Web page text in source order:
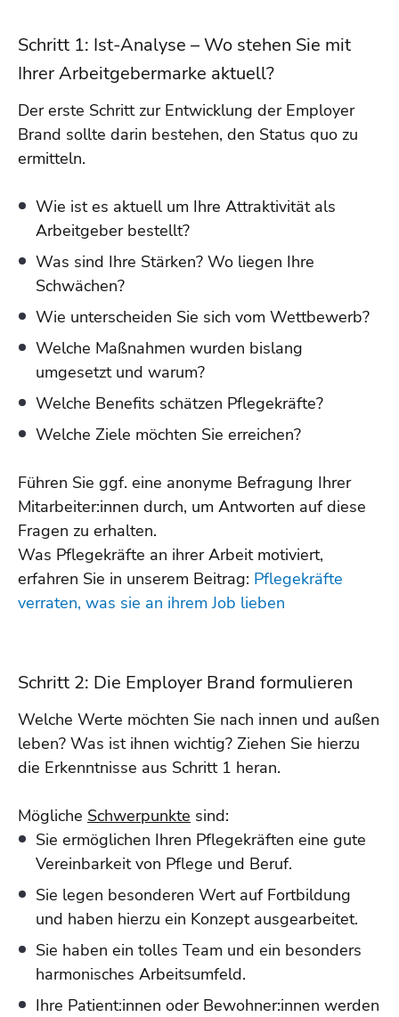
Schritt 1: Ist-Analyse – Wo stehen Sie mit
Ihrer Arbeitgebermarke aktuell?
Der erste Schritt zur Entwicklung der Employer
Brand sollte darin bestehen, den Status quo zu
ermitteln.
Wie ist es aktuell um Ihre Attraktivität als
Arbeitgeber bestellt?
Was sind Ihre Stärken? Wo liegen Ihre
Schwächen?
Wie unterscheiden Sie sich vom Wettbewerb?
Welche Maßnahmen wurden bislang
umgesetzt und warum?
Welche Benefits schätzen Pflegekräfte?
Welche Ziele möchten Sie erreichen?
Führen Sie ggf. eine anonyme Befragung Ihrer
Mitarbeiter:innen durch, um Antworten auf diese
Fragen zu erhalten.
Was Pflegekräfte an ihrer Arbeit motiviert,
erfahren Sie in unserem Beitrag: Pflegekräfte
verraten, was sie an ihrem Job lieben
Schritt 2: Die Employer Brand formulieren
Welche Werte möchten Sie nach innen und außen
leben? Was ist ihnen wichtig? Ziehen Sie hierzu
die Erkenntnisse aus Schritt 1 heran.
Mögliche Schwerpunkte sind:
Sie ermöglichen Ihren Pflegekräften eine gute
Vereinbarkeit von Pflege und Beruf.
Sie legen besonderen Wert auf Fortbildung
und haben hierzu ein Konzept ausgearbeitet.
Sie haben ein tolles Team und ein besonders
harmonisches Arbeitsumfeld.
Ihre Patient:innen oder Bewohner:innen werden